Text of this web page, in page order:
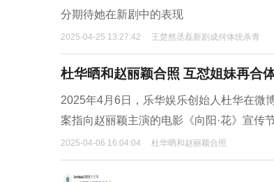
分期待她在新剧中的表现
2025-04-25 13:27:42 王楚然丞磊新剧成何体统杀青
杜华晒和赵丽颖合照 互怼姐妹再合
2025年4月6日，乐华娱乐创始人杜华在微
案指向赵丽颖主演的电影《向阳·花》宣传
2025-04-06 16:04:04 杜华晒和赵丽颖合照